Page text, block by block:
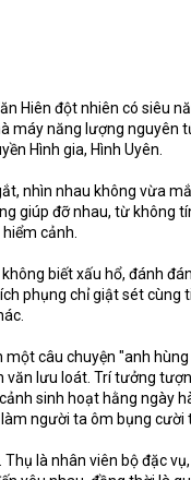
Hiên đột nhiên có siêu
máy năng lượng nguyên
Hình gia, Hình Uyên.
nhìn nhau không vừa
giúp đỡ nhau, từ không
cảnh.
biết xấu hổ, đánh
phụng chỉ giật sét cùng
câu chuyện "anh
văn lưu loát. Trí tưởng
sinh hoạt hằng ngày
người ta ôm bụng cười
là nhân viên bộ đặc